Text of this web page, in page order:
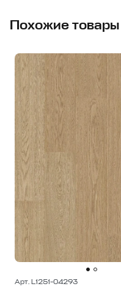
Похожие товары
Арт. L1251-04293